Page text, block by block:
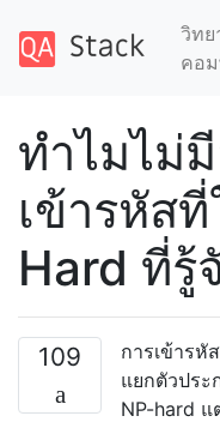
วิทย
คอม
ทำไมไม่
เข้ารหัส
Hard ที่รู้
109
การเข้ารหั
แยกตัวประ
NP-hard แ